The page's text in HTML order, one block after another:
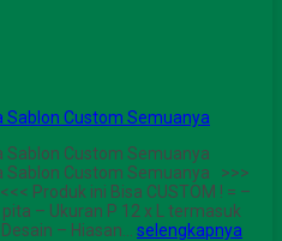
Sablon Custom Semuanya
Sablon Custom Semuanya
Sablon Custom Semuanya >>>
Produk ini Bisa CUSTOM ! = –
– Ukuran P 12 x L termasuk
– Hiasan… selengkapnya